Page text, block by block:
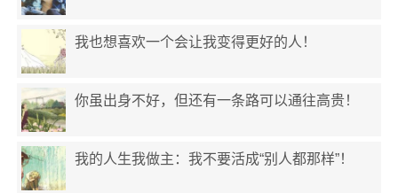
我也想喜欢一个会让我变得更好的人！
你虽出身不好，但还有一条路可以通往高贵！
我的人生我做主：我不要活成“别人都那样”！